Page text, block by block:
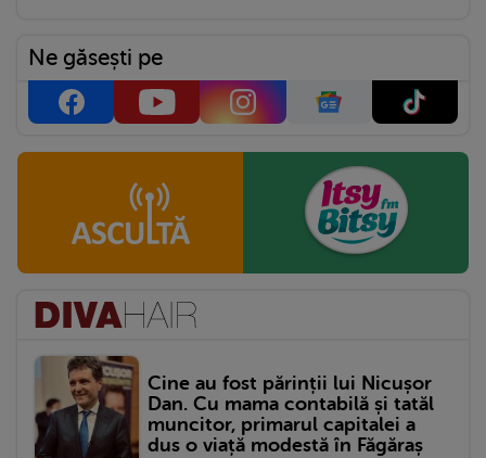
Ne găsești pe
Cine au fost părinții lui Nicușor
Dan. Cu mama contabilă și tatăl
muncitor, primarul capitalei a
dus o viață modestă în Făgăraș